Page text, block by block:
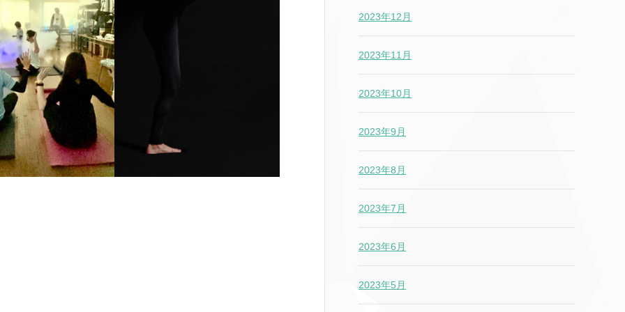
2023年12月
2023年11月
2023年10月
2023年9月
2023年8月
2023年7月
2023年6月
2023年5月